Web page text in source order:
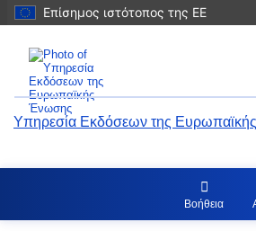
Επίσημος ιστότοπος της ΕΕ
Υπηρεσία Εκδόσεων της
Βοήθεια